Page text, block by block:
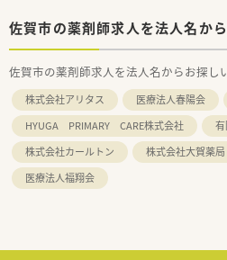
佐賀市の薬剤師求人を法人名か
佐賀市の薬剤師求人を法人名からお探し
株式会社アリタス 医療法人春陽会
HYUGA PRIMARY CARE株式会社
株式会社カールトン
株式会社大賀薬局
医療法人福翔会